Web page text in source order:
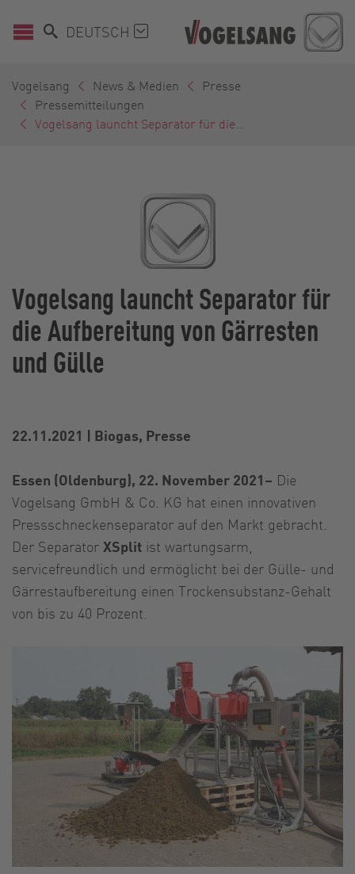
DEUTSCH
Vogelsang News & Medien
Presse
Pressemitteilungen
Vogelsang launcht Separator für die...
Vogelsang launcht Separator für
die Aufbereitung von Gärresten
und Gülle
22.11.2021 | Biogas, Presse
Essen (Oldenburg), 22. November 2021– Die
Vogelsang GmbH & Co. KG hat einen innovativen
Pressschneckenseparator auf den Markt gebracht.
Der Separator XSplit ist wartungsarm,
servicefreundlich und ermöglicht bei der Gülle- und
Gärrestaufbereitung einen Trockensubstanz-Gehalt
von bis zu 40 Prozent.